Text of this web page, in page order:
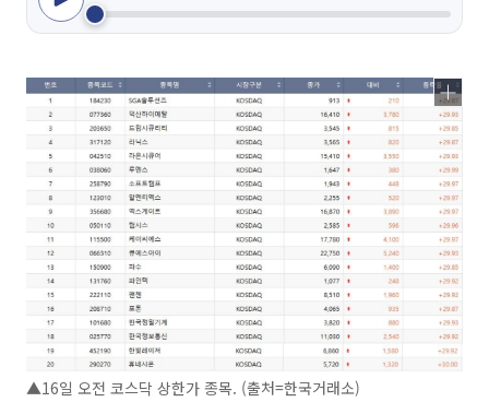
▲16일 오전 코스닥 상한가 종목. (출처=한국거래소)